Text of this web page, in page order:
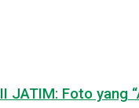
JATIM: Foto yang